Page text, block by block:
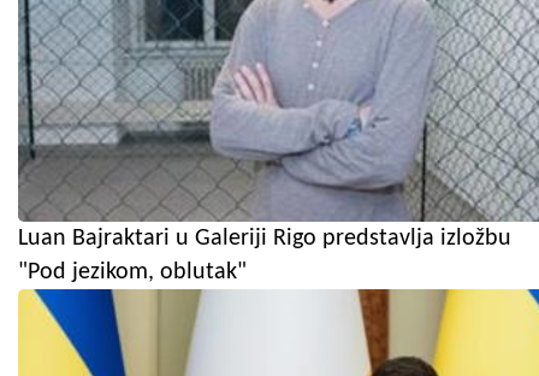
Luan Bajraktari u Galeriji Rigo predstavlja izložbu
"Pod jezikom, oblutak"